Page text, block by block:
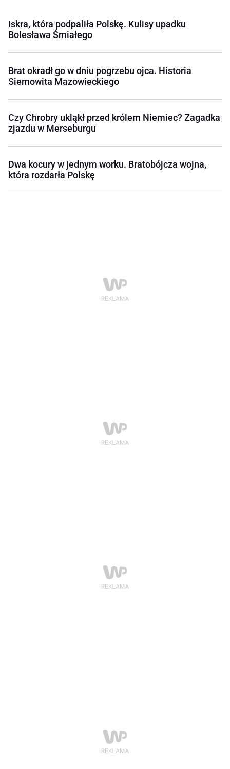
Iskra, która podpaliła Polskę. Kulisy upadku
Bolesława Śmiałego
Brat okradł go w dniu pogrzebu ojca. Historia
Siemowita Mazowieckiego
Czy Chrobry ukląkł przed królem Niemiec? Zagadka
zjazdu w Merseburgu
Dwa kocury w jednym worku. Bratobójcza wojna,
która rozdarła Polskę